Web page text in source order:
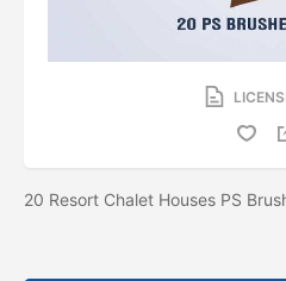
20 Resort Chalet Houses PS